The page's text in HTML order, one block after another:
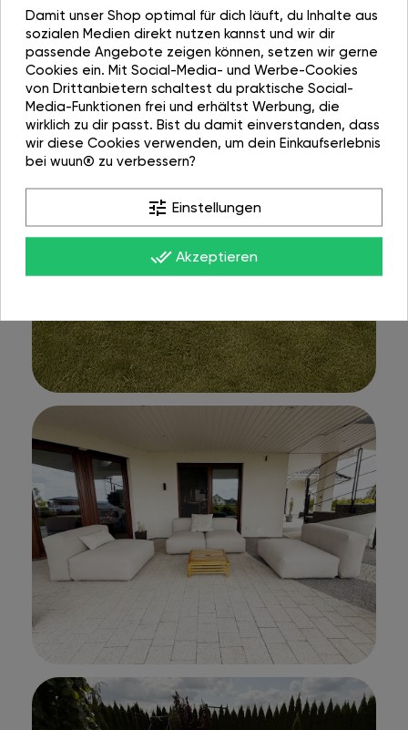
Damit unser Shop optimal für dich läuft, du Inhalte aus
sozialen Medien direkt nutzen kannst und wir dir
passende Angebote zeigen können, setzen wir gerne
Cookies ein. Mit Social-Media- und Werbe-Cookies
von Drittanbietern schaltest du praktische Social-
Media-Funktionen frei und erhältst Werbung, die
wirklich zu dir passt. Bist du damit einverstanden, dass
wir diese Cookies verwenden, um dein Einkaufserlebnis
bei wuun® zu verbessern?
tune Einstellungen
done_all Akzeptieren